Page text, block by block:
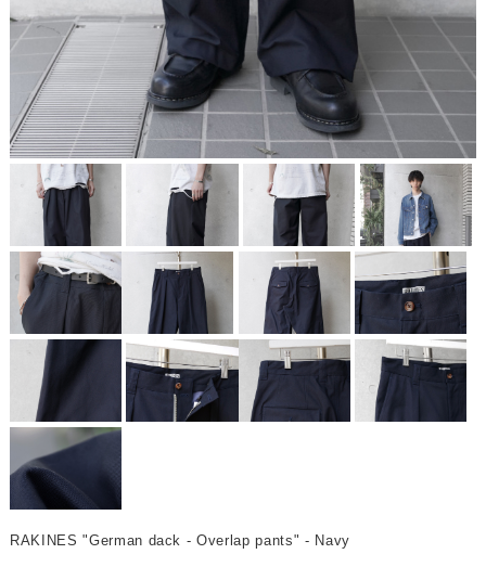
RAKINES "German dack - Overlap pants" - Navy